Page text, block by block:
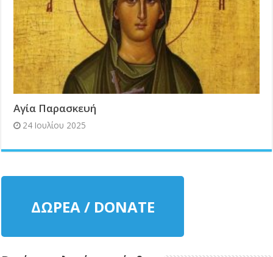
Αγία Παρασκευή
24 Ιουλίου 2025
ΔΩΡΕΑ / DONATE